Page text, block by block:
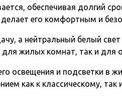
обеспечивая долгий
его комфортным и
а нейтральный белый
жилых комнат, так и для
освещения и подсветки в
как к классическому, так